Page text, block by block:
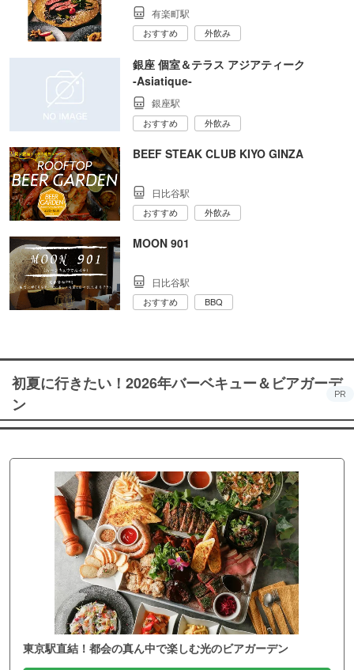
有楽町駅
おすすめ 外飲み
銀座 個室＆テラス アジアティーク
‐Asiatique‐
銀座駅
おすすめ 外飲み
BEEF STEAK CLUB KIYO GINZA
日比谷駅
おすすめ 外飲み
MOON 901
日比谷駅
おすすめ BBQ
初夏に行きたい！2026年バーベキュー＆ビアガーデ
ン
PR
東京駅直結！都会の真ん中で楽しむ光のビアガーデン